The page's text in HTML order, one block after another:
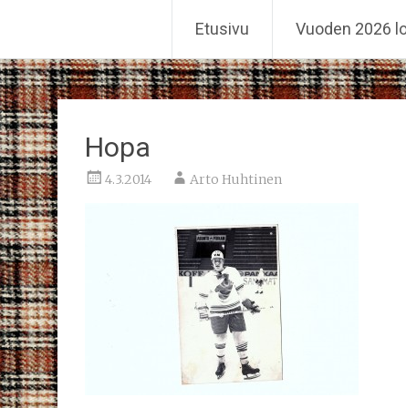
Skip
to
content
Reiskahöntsyn MM-kisat
Etusivu Vuoden 2026
Hopa
4.3.2014 Arto Huhtinen